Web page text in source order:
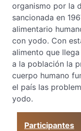
organismo por la
sancionada en
alimentario
con yodo. Con
alimento que
a la población la
cuerpo humano
el país las
yodo.
Participantes